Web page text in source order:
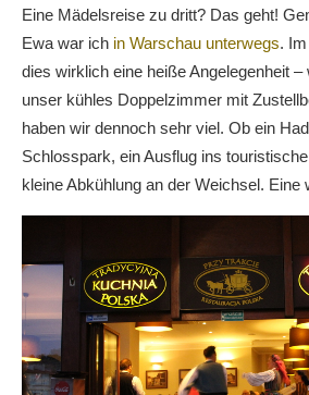
Eine Mädelsreise zu dritt? Das geht!
Ewa war ich in Warschau unterwegs.
dies wirklich eine heiße Angelegenheit
unser kühles Doppelzimmer mit
haben wir dennoch sehr viel. Ob ein
Schlosspark, ein Ausflug ins
kleine Abkühlung an der Weichsel. Eine